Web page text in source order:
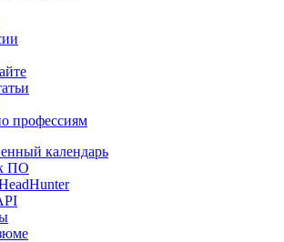
профессиям
календарь
ПО